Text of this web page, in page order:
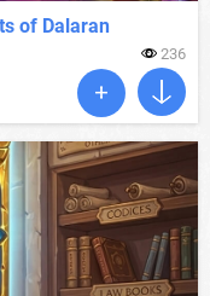
of Dalaran
236